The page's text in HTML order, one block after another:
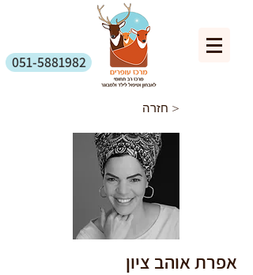
051-5881982
חזרה >
אפרת אוהב ציון